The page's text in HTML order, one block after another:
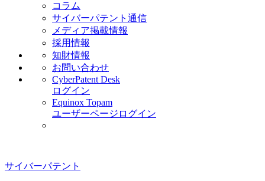
コラム
サイバーパテント通信
メディア掲載情報
採用情報
知財情報
お問い合わせ
CyberPatent Desk
ログイン
Equinox Topam
ユーザーページログイン
サイバーパテント